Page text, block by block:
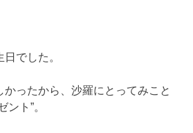
でした。
ったから、沙羅にとってみこと
ント”。